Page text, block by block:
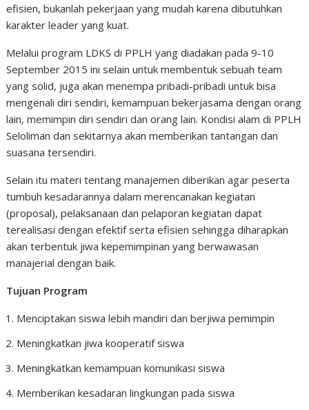
efisien, bukanlah pekerjaan yang mudah karena dibutuhkan
karakter leader yang kuat.
Melalui program LDKS di PPLH yang diadakan pada 9-10
September 2015 ini selain untuk membentuk sebuah team
yang solid, juga akan menempa pribadi-pribadi untuk bisa
mengenali diri sendiri, kemampuan bekerjasama dengan orang
lain, memimpin diri sendiri dan orang lain. Kondisi alam di PPLH
Seloliman dan sekitarnya akan memberikan tantangan dan
suasana tersendiri.
Selain itu materi tentang manajemen diberikan agar peserta
tumbuh kesadarannya dalam merencanakan kegiatan
(proposal), pelaksanaan dan pelaporan kegiatan dapat
terealisasi dengan efektif serta efisien sehingga diharapkan
akan terbentuk jiwa kepemimpinan yang berwawasan
manajerial dengan baik.
Tujuan Program
Menciptakan siswa lebih mandiri dan berjiwa pemimpin
Meningkatkan jiwa kooperatif siswa
Meningkatkan kemampuan komunikasi siswa
Memberikan kesadaran lingkungan pada siswa